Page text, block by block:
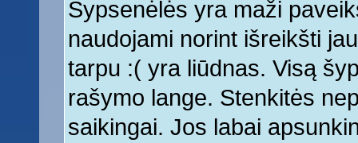
Šypsenėlės yra maži
naudojami norint išreikšti
tarpu :( yra liūdnas. Visą
rašymo lange. Stenkitės
saikingai. Jos labai